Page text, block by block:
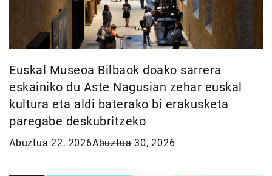
Euskal Museoa Bilbaok doako sarrera
eskainiko du Aste Nagusian zehar euskal
kultura eta aldi baterako bi erakusketa
paregabe deskubritzeko
Abuztua 22, 2026Abuztua 30, 2026